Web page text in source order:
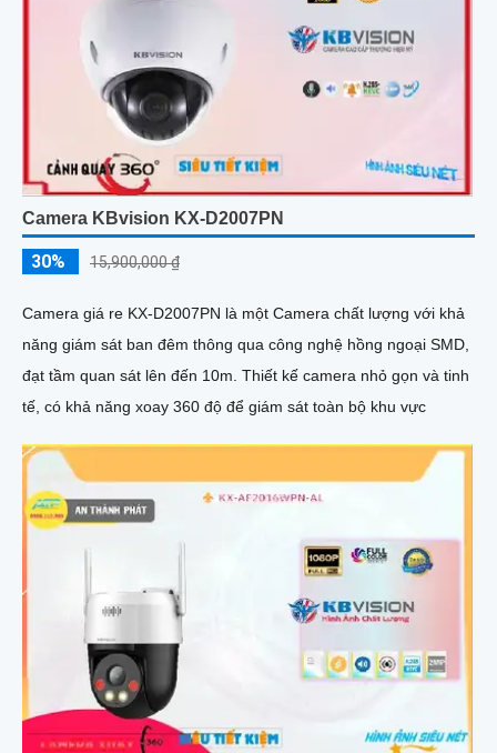
Camera KBvision KX-D2007PN
30% 15,900,000 ₫
Camera giá re KX-D2007PN là một Camera chất lượng với khả
năng giám sát ban đêm thông qua công nghệ hồng ngoại SMD,
đạt tầm quan sát lên đến 10m. Thiết kế camera nhỏ gọn và tinh
tế, có khả năng xoay 360 độ để giám sát toàn bộ khu vực